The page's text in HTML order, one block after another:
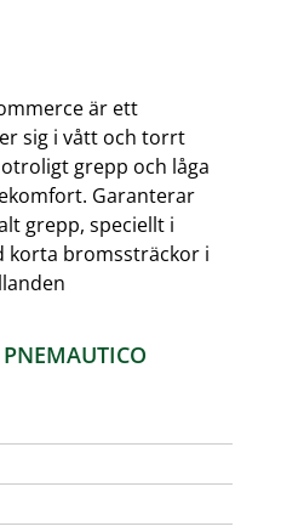
är ett
sig i vått och torrt
grepp och låga
Garanterar
grepp, speciellt i
korta bromssträckor i